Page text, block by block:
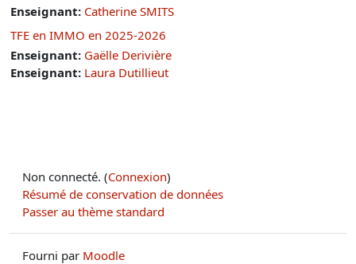
Enseignant: Catherine SMITS
TFE en IMMO en 2025-2026
Enseignant: Gaëlle Derivière
Enseignant: Laura Dutillieut
Non connecté. (Connexion)
Résumé de conservation de données
Passer au thème standard
Fourni par Moodle